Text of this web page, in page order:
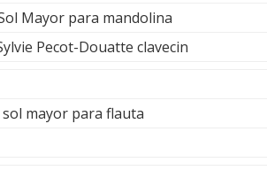
Mayor para mandolina
Pecot-Douatte clavecin
mayor para flauta